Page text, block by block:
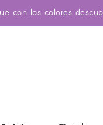
con los colores